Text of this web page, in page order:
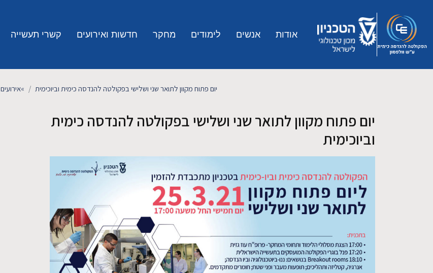
אודות אנשים לימודים מחקר חדשות ואירועים קשרי תעשייה
אירועים» יום פתוח מקוון לתואר שני ושלישי בפקולטה להנדסה כימית וביוכימית
יום פתוח מקוון לתואר שני ושלישי בפקולטה להנדסה כימית
וביוכימית